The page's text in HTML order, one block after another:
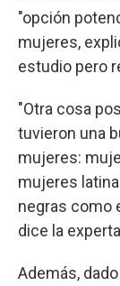
"opción
mujeres,
estudio pero
"Otra cosa
tuvieron una
mujeres:
mujeres
negras como
dice la
Además,